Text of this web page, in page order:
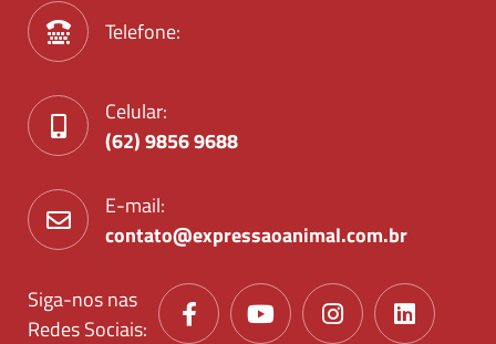
Telefone:
Celular:
(62) 9856 9688
E-mail:
contato@expressaoanimal.com.br
Siga-nos nas
Redes Sociais: